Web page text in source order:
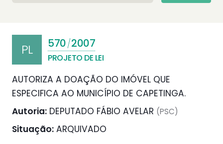
PL 570/2007
PROJETO DE LEI
AUTORIZA A DOAÇÃO DO IMÓVEL QUE
ESPECIFICA AO MUNICÍPIO DE CAPETINGA.
Autoria: DEPUTADO FÁBIO AVELAR (PSC)
Situação: ARQUIVADO